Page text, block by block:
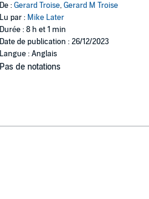
De :Gerard Troise,Gerard M Troise
Lu par : Mike Later
Durée : 8 h et 1 min
Date de publication : 26/12/2023
Langue : Anglais
Pas de notations